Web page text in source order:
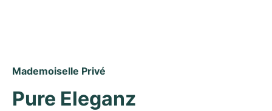
Mademoiselle Privé
Pure Eleganz